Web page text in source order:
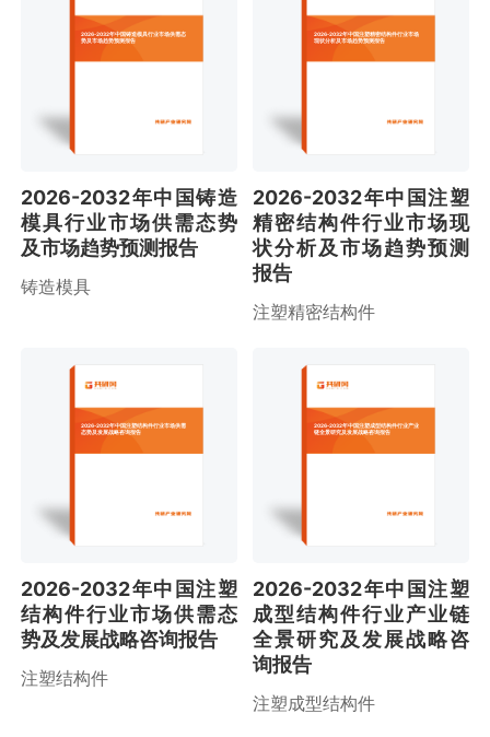
2026-2032年中国铸造模具行业市场供需态
势及市场趋势预测报告
2026-2032年中国铸造
模具行业市场供需态势
及市场趋势预测报告
铸造模具
2026-2032年中国注塑精密结构件行业市场
现状分析及市场趋势预测报告
2026-2032年中国注塑
精密结构件行业市场现
状分析及市场趋势预测
报告
注塑精密结构件
2026-2032年中国注塑结构件行业市场供需
态势及发展战略咨询报告
2026-2032年中国注塑
结构件行业市场供需态
势及发展战略咨询报告
注塑结构件
2026-2032年中国注塑成型结构件行业产业
链全景研究及发展战略咨询报告
2026-2032年中国注塑
成型结构件行业产业链
全景研究及发展战略咨
询报告
注塑成型结构件